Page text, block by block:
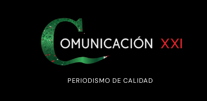
Comunicación XXI
PERIODISMO DE CALIDAD